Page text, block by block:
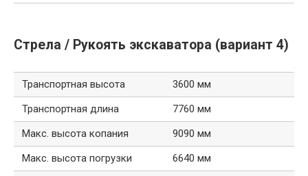
Стрела / Рукоять экскаватора (вариант 4)
Транспортная высота
3600 мм
Транспортная длина
7760 мм
Макс. высота копания
9090 мм
Макс. высота погрузки
6640 мм